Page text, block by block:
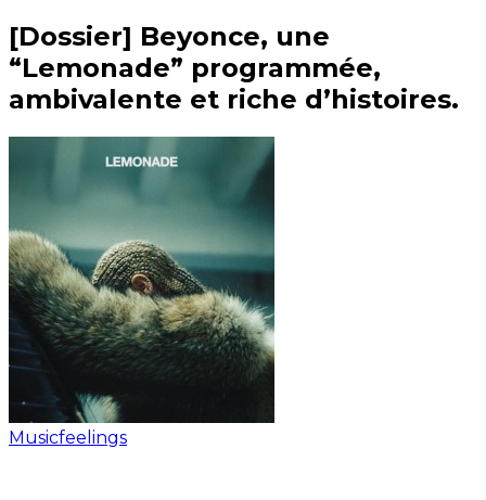
[Dossier] Beyonce, une
“Lemonade” programmée,
ambivalente et riche d’histoires.
Musicfeelings